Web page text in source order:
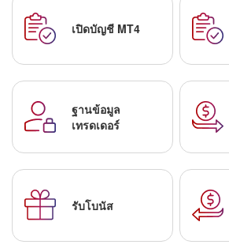
เปิดบัญชี MT4
ฐานข้อมูล
เทรดเดอร์
รับโบนัส